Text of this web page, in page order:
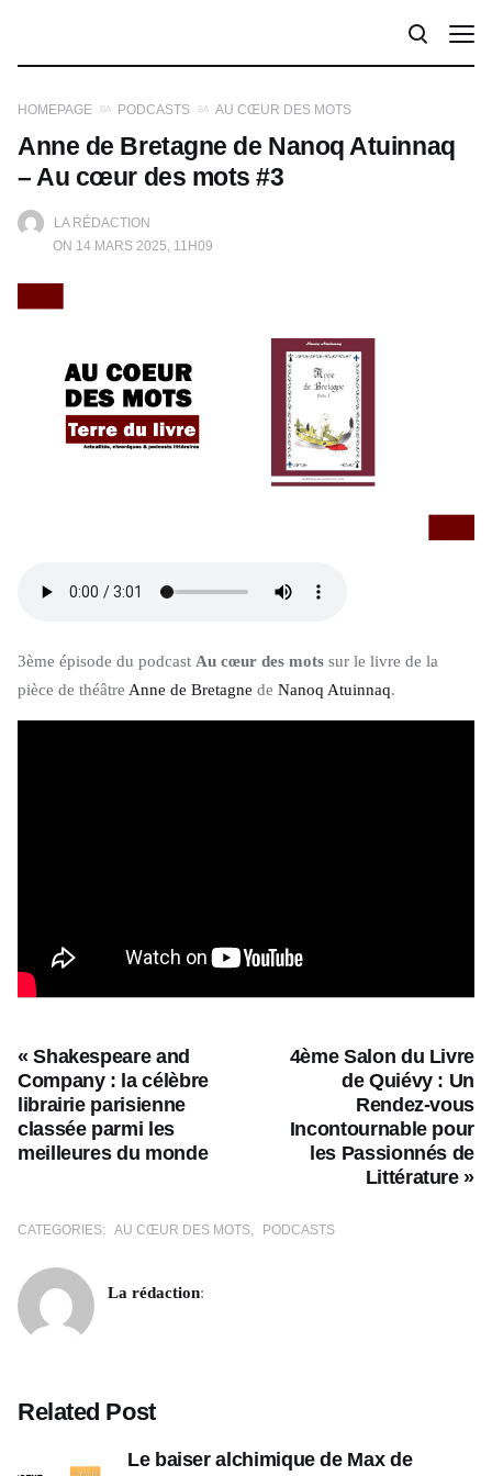
HOMEPAGE PODCASTS AU CŒUR DES MOTS
LA RÉDACTION
ON 14 MARS 2025, 11H09
Anne de Bretagne de Nanoq Atuinnaq
– Au cœur des mots #3
3ème épisode du podcast Au cœur des mots sur le livre de la
pièce de théâtre Anne de Bretagne de Nanoq Atuinnaq.
4ème Salon du Livre
de Quiévy : Un
Rendez-vous
Incontournable pour
les Passionnés de
Littérature »
« Shakespeare and
Company : la célèbre
librairie parisienne
classée parmi les
meilleures du monde
CATEGORIES: AU CŒUR DES MOTS PODCASTS
La rédaction:
Related Post
Le baiser alchimique de Max de